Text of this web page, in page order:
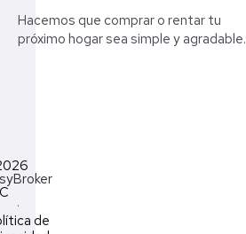
Hacemos que comprar o rentar tu
próximo hogar sea simple y agradable.
·
de